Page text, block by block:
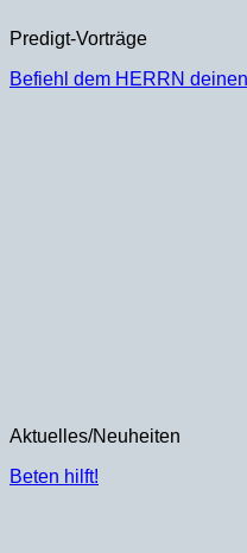
Predigt-Vorträge
Befiehl dem HERRN
Aktuelles/Neuheiten
Beten hilft!